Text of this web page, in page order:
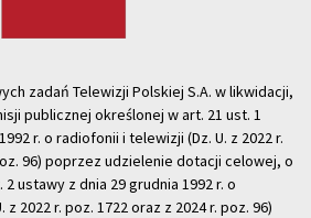
zadań Telewizji Polskiej S.A. w likwidacji,
publicznej określonej w art. 21 ust. 1
r. o radiofonii i telewizji (Dz. U. z 2022 r.
96) poprzez udzielenie dotacji celowej, o
ustawy z dnia 29 grudnia 1992 r. o
2022 r. poz. 1722 oraz z 2024 r. poz. 96)